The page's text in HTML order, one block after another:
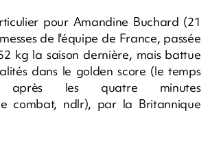
pour Amandine Buchard (21
de l'équipe de France, passée
kg la saison dernière, mais battue
dans le golden score (le temps
après les quatre minutes
combat, ndlr), par la Britannique